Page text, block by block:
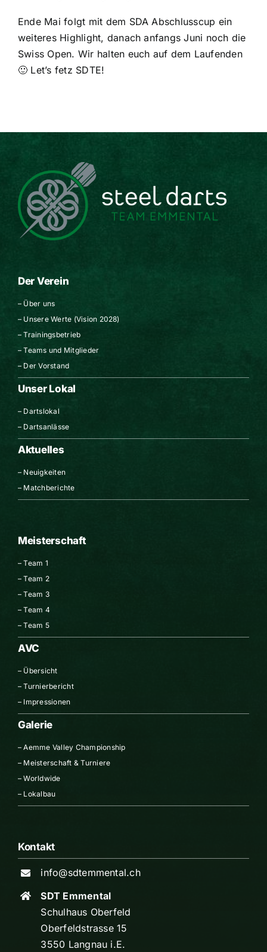
Ende Mai folgt mit dem SDA Abschlusscup ein
weiteres Highlight, danach anfangs Juni noch die
Swiss Open. Wir halten euch auf dem Laufenden
🙂 Let’s fetz SDTE!
Der Verein
– Über uns
– Unsere Werte (Vision 2028)
–Trainingsbetrieb
–Teams und Mitglieder
– Der Vorstand
Unser Lokal
– Dartslokal
– Dartsanlässe
Aktuelles
– Neuigkeiten
– Matchberichte
Meisterschaft
–Team 1
–Team 2
–Team 3
–Team 4
–Team 5
AVC
– Übersicht
–Turnierbericht
– Impressionen
Galerie
–Aemme Valley Championship
– Meisterschaft & Turniere
–Worldwide
– Lokalbau
Kontakt
info@sdtemmental.ch
SDT Emmental
Schulhaus Oberfeld
Oberfeldstrasse 15
3550 Langnau i.E.